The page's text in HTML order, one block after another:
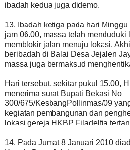
ibadah kedua juga didemo.
13. Ibadah ketiga pada hari
jam 06.00, massa telah menduduki
memblokir jalan menuju lokasi.
beribadah di Balai Desa Jejalen
massa juga bermaksud
Hari tersebut, sekitar pukul 15.00,
menerima surat Bupati Bekasi No
300/675/KesbangPollinmas/09
kegiatan pembangunan dan
lokasi gereja HKBP Filadelfia
14. Pada Jumat 8 Januari 2010